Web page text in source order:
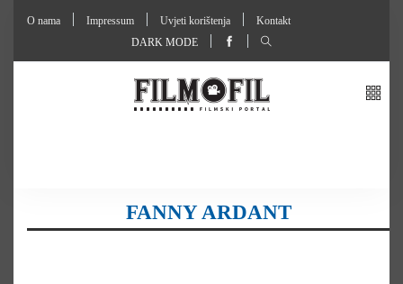
O nama Impressum Uvjeti korištenja
Kontakt
DARK MODE
FANNY ARDANT